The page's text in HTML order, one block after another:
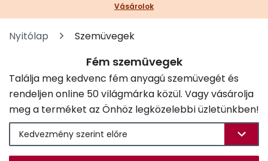
Vásárolok
Nyitólap Szemüvegek
Fém szemüvegek
Találja meg kedvenc fém anyagú szemüvegét és
rendeljen online 50 világmárka közül. Vagy vásárolja
meg a terméket az Önhöz legközelebbi üzletünkben!